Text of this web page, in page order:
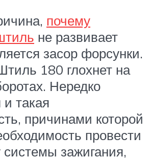
почему
не развивает
засор форсунки.
180 глохнет на
Нередко
и такая
причинами которой
провести
системы зажигания,